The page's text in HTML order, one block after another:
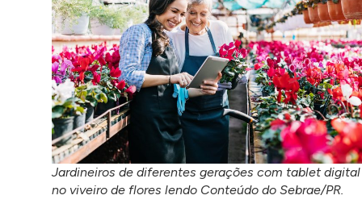
Jardineiros de diferentes gerações com tablet digital
no viveiro de flores lendo Conteúdo do Sebrae/PR.